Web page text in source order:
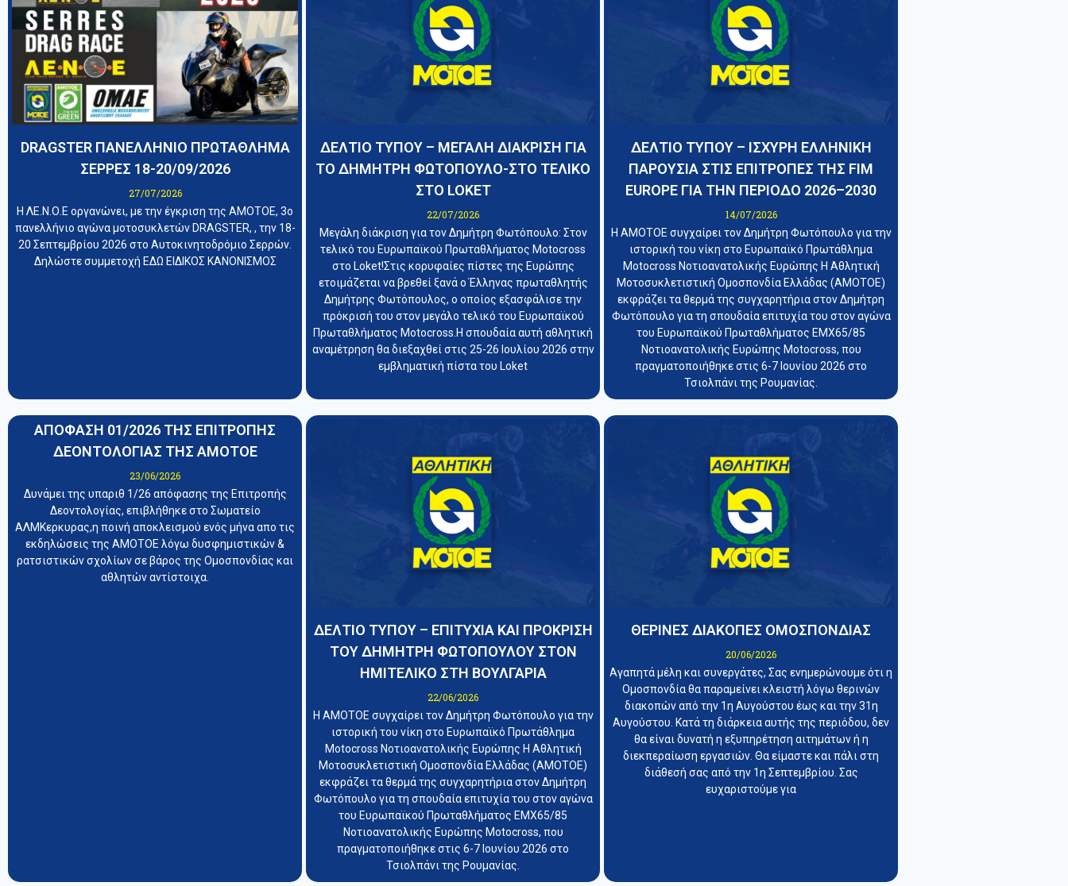
DRAGSTER ΠΑΝΕΛΛΗΝΙΟ ΠΡΩΤΑΘΛΗΜΑ
ΣΕΡΡΕΣ 18-20/09/2026
27/07/2026
Η ΛΕ.Ν.Ο.Ε οργανώνει, με την έγκριση της ΑΜΟΤΟΕ, 3ο
πανελλήνιο αγώνα μοτοσυκλετών DRAGSTER, , την 18-
20 Σεπτεμβρίου 2026 στο Αυτοκινητοδρόμιο Σερρών.
Δηλώστε συμμετοχή ΕΔΩ ΕΙΔΙΚΟΣ ΚΑΝΟΝΙΣΜΟΣ
ΔΕΛΤΙΟ ΤΥΠΟΥ – ΜΕΓΑΛΗ ΔΙΑΚΡΙΣΗ ΓΙΑ
ΤΟ ΔΗΜΗΤΡΗ ΦΩΤΟΠΟΥΛΟ-ΣΤΟ ΤΕΛΙΚΟ
ΣΤΟ LOKET
22/07/2026
Μεγάλη διάκριση για τον Δημήτρη Φωτόπουλο: Στον
τελικό του Ευρωπαϊκού Πρωταθλήματος Motocross
στο Loket!Στις κορυφαίες πίστες της Ευρώπης
ετοιμάζεται να βρεθεί ξανά ο Έλληνας πρωταθλητής
Δημήτρης Φωτόπουλος, ο οποίος εξασφάλισε την
πρόκρισή του στον μεγάλο τελικό του Ευρωπαϊκού
Πρωταθλήματος Motocross.Η σπουδαία αυτή αθλητική
αναμέτρηση θα διεξαχθεί στις 25-26 Ιουλίου 2026 στην
εμβληματική πίστα του Loket
ΔΕΛΤΙΟ ΤΥΠΟΥ – ΙΣΧΥΡΗ ΕΛΛΗΝΙΚΗ
ΠΑΡΟΥΣΙΑ ΣΤΙΣ ΕΠΙΤΡΟΠΕΣ ΤΗΣ FIM
EUROPE ΓΙΑ ΤΗΝ ΠΕΡΙΟΔΟ 2026–2030
14/07/2026
Η ΑΜΟΤΟΕ συγχαίρει τον Δημήτρη Φωτόπουλο για την
ιστορική του νίκη στο Ευρωπαϊκό Πρωτάθλημα
Motocross Νοτιοανατολικής Ευρώπης Η Αθλητική
Μοτοσυκλετιστική Ομοσπονδία Ελλάδας (ΑΜΟΤΟΕ)
εκφράζει τα θερμά της συγχαρητήρια στον Δημήτρη
Φωτόπουλο για τη σπουδαία επιτυχία του στον αγώνα
του Ευρωπαϊκού Πρωταθλήματος EMX65/85
Νοτιοανατολικής Ευρώπης Motocross, που
πραγματοποιήθηκε στις 6-7 Ιουνίου 2026 στο
Τσιολπάνι της Ρουμανίας.
ΑΠΟΦΑΣΗ 01/2026 ΤΗΣ ΕΠΙΤΡΟΠΗΣ
ΔΕΟΝΤΟΛΟΓΙΑΣ ΤΗΣ ΑΜΟΤΟΕ
23/06/2026
Δυνάμει της υπαριθ 1/26 απόφασης της Επιτροπής
Δεοντολογίας, επιβλήθηκε στο Σωματείο
ΑΛΜΚερκυρας,η ποινή αποκλεισμού ενός μήνα απο τις
εκδηλώσεις της ΑΜΟΤΟΕ λόγω δυσφημιστικών &
ρατσιστικών σχολίων σε βάρος της Ομοσπονδίας και
αθλητών αντίστοιχα.
ΔΕΛΤΙΟ ΤΥΠΟΥ – ΕΠΙΤΥΧΙΑ ΚΑΙ ΠΡΟΚΡΙΣΗ
ΤΟΥ ΔΗΜΗΤΡΗ ΦΩΤΟΠΟΥΛΟΥ ΣΤΟΝ
ΗΜΙΤΕΛΙΚΟ ΣΤΗ ΒΟΥΛΓΑΡΙΑ
22/06/2026
Η ΑΜΟΤΟΕ συγχαίρει τον Δημήτρη Φωτόπουλο για την
ιστορική του νίκη στο Ευρωπαϊκό Πρωτάθλημα
Motocross Νοτιοανατολικής Ευρώπης Η Αθλητική
Μοτοσυκλετιστική Ομοσπονδία Ελλάδας (ΑΜΟΤΟΕ)
εκφράζει τα θερμά της συγχαρητήρια στον Δημήτρη
Φωτόπουλο για τη σπουδαία επιτυχία του στον αγώνα
του Ευρωπαϊκού Πρωταθλήματος EMX65/85
Νοτιοανατολικής Ευρώπης Motocross, που
πραγματοποιήθηκε στις 6-7 Ιουνίου 2026 στο
Τσιολπάνι της Ρουμανίας.
ΘΕΡΙΝΕΣ ΔΙΑΚΟΠΕΣ ΟΜΟΣΠΟΝΔΙΑΣ
20/06/2026
Αγαπητά μέλη και συνεργάτες, Σας ενημερώνουμε ότι η
Ομοσπονδία θα παραμείνει κλειστή λόγω θερινών
διακοπών από την 1η Αυγούστου έως και την 31η
Αυγούστου. Κατά τη διάρκεια αυτής της περιόδου, δεν
θα είναι δυνατή η εξυπηρέτηση αιτημάτων ή η
διεκπεραίωση εργασιών. Θα είμαστε και πάλι στη
διάθεσή σας από την 1η Σεπτεμβρίου. Σας
ευχαριστούμε για